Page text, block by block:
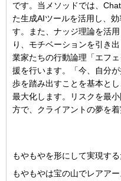
です。当メソッドでは、
た生成AIツールを活用し、
す。また、ナッジ理論を活
り、モチベーションを引き
業家たちの行動論理「エフ
援を行います。「今、自分
歩を踏み出すことを基本と
最大化します。リスクを最
方で、クライアントの夢を着
もやもやを形にして実現する
もやもやは宝の山でレアア